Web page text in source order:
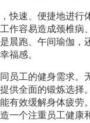
快速、便捷地进行
作容易造成颈椎病
晨跑、午间瑜伽，
福感。
员工的健身需求。
供全面的锻炼选择
有效缓解身体疲劳
一个注重员工健康